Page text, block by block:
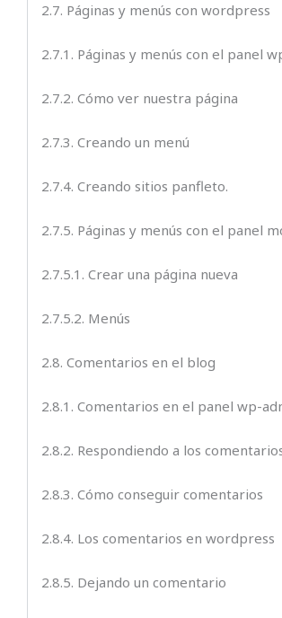
2.7. Páginas y menús con wordpress
2.7.1. Páginas y menús con el panel
2.7.2. Cómo ver nuestra página
2.7.3. Creando un menú
2.7.4. Creando sitios panfleto.
2.7.5. Páginas y menús con el panel
2.7.5.1. Crear una página nueva
2.7.5.2. Menús
2.8. Comentarios en el blog
2.8.1. Comentarios en el panel wp-
2.8.2. Respondiendo a los
2.8.3. Cómo conseguir comentarios
2.8.4. Los comentarios en wordpress
2.8.5. Dejando un comentario